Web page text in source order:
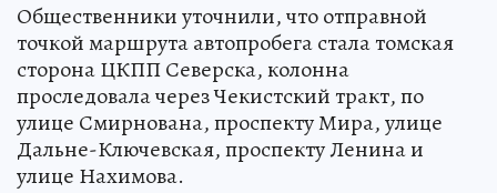
Общественники уточнили, что отправной
точкой маршрута автопробега стала томская
сторона ЦКПП Северска, колонна
проследовала через Чекистский тракт, по
улице Смирнована, проспекту Мира, улице
Дальне-Ключевская, проспекту Ленина и
улице Нахимова.